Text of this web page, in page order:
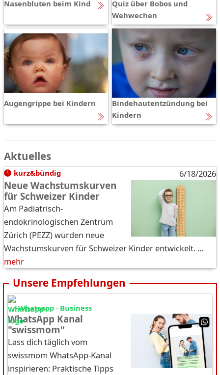
Nasenbluten beim Kind
Quiz über Bobos und
Wehwechen
Augengrippe bei Kindern
Bindehautentzündung bei
Kindern
Aktuelles
kurz&bündig 6/18/2026
Neue Wachstumskurven
für Schweizer Kinder
Am Pädiatrisch-
endokrinologischen Zentrum
Zürich (PEZZ) wurden neue
Wachstumskurven für Schweizer Kinder entwickelt. …
mehr
Unsere Empfehlungen
Whatsapp · Business
WhatsApp Kanal
"swissmom"
Lass dich täglich vom
swissmom WhatsApp-Kanal
inspirieren: Praktische Tipps